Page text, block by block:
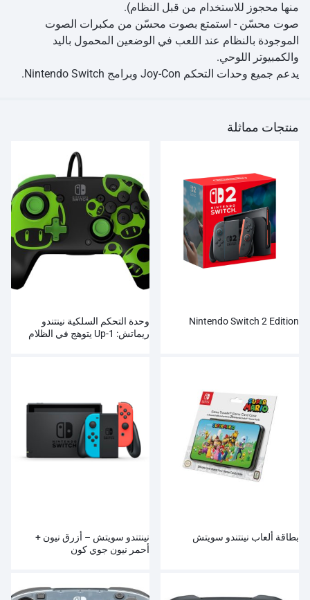
منها محجوز للاستخدام من قبل النظام).
صوت محسّن - استمتع بصوت محسّن من مكبرات الصوت
الموجودة بالنظام عند اللعب في الوضعين المحمول باليد
والكمبيوتر اللوحي.
يدعم جميع وحدات التحكم Joy-Con وبرامج Nintendo Switch.
منتجات مماثلة
Nintendo Switch 2 Edition
وحدة التحكم السلكية نينتندو
ريماتش: 1-Up يتوهج في الظلام
بطاقة ألعاب نينتندو سويتش
نينتندو سويتش – أزرق نيون +
أحمر نيون جوي كون